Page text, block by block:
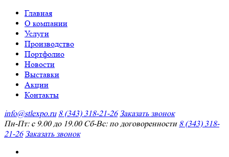
Главная
О компании
Услуги
Производство
Портфолио
Новости
Выставки
Акции
Контакты
info@stlexpo.ru 8 (343) 318-21-26 Заказать звонок
Пн-Пт: с 9.00 до 19.00 Сб-Вс: по договоренности 8 (343) 318-
21-26 Заказать звонок